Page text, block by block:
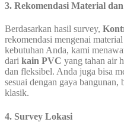
3. Rekomendasi Material
Berdasarkan hasil survey,
rekomendasi mengenai
kebutuhan Anda, kami
dari kain PVC yang tahan air
dan fleksibel. Anda juga bisa
sesuai dengan gaya
klasik.
4. Survey Lokasi